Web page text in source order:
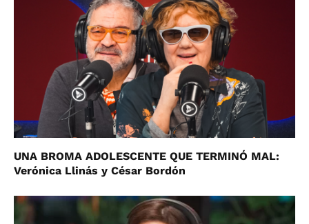
UNA BROMA ADOLESCENTE QUE TERMINÓ MAL:
Verónica Llinás y César Bordón